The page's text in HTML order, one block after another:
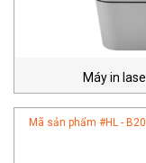
Máy in
Mã sản phẩm #HL -